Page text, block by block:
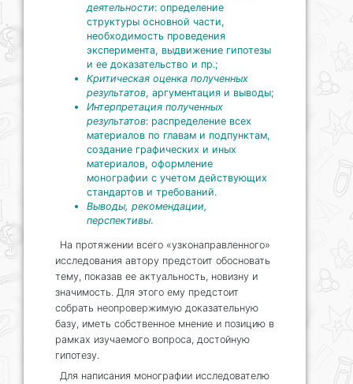
деятельности: определение
структуры основной части,
необходимость проведения
эксперимента, выдвижение гипотезы
и ее доказательство и пр.;
Критическая оценка полученных
результатов, аргументация и выводы;
Интерпретация полученных
результатов: распределение всех
материалов по главам и подпунктам,
создание графических и иных
материалов, оформление
монографии с учетом действующих
стандартов и требований.
Выводы, рекомендации,
перспективы.
На протяжении всего «узконаправленного»
исследования автору предстоит обосновать
тему, показав ее актуальность, новизну и
значимость. Для этого ему предстоит
собрать неопровержимую доказательную
базу, иметь собственное мнение и позицию в
рамках изучаемого вопроса, достойную
гипотезу.
Для написания монографии исследователю